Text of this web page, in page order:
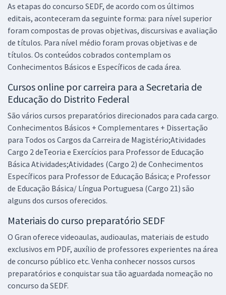
Professor de Educação Básica - História
R$ 367,92à vista
ou 12x de R$30,66
Economize R$ 91,98 (-20%)
Comprar
SEDF - Secretaria de Educação do Distrito Federal (Efetivo) -
Professor de Educação Básica - Língua Portuguesa (Pré-edital)
R$ 391,92
à vista
ou 12x deR$32,66
Economize R$ 97,98 (-20%)
Comprar
SEDF - Secretaria de Educação do Distrito Federal (Efetivo) -
Conhecimentos Específicos para o Cargo de Técnico Gestão
Educacional - Especialidade: Apoio Administrativo (Pré-edital)
R$ 223,84à vista
ou 12x deR$18,65
As etapas do concurso SEDF, de acordo com os últimos
editais, aconteceram da seguinte forma: para nível superior
foram compostas de provas objetivas, discursivas e avaliação
de títulos. Para nível médio foram provas objetivas e de
títulos. Os conteúdos cobrados contemplam os
Conhecimentos Básicos e Específicos de cada área.
Cursos online por carreira para a Secretaria de
Educação do Distrito Federal
São vários cursos preparatórios direcionados para cada cargo.
Conhecimentos Básicos + Complementares + Dissertação
para Todos os Cargos da Carreira de Magistério;Atividades
Cargo 2 deTeoria e Exercícios para Professor de Educação
Básica Atividades;Atividades (Cargo 2) de Conhecimentos
Específicos para Professor de Educação Básica; e Professor
de Educação Básica/ Língua Portuguesa (Cargo 21) são
alguns dos cursos oferecidos.
Materiais do curso preparatório SEDF
O Gran oferece videoaulas, audioaulas, materiais de estudo
exclusivos em PDF, auxílio de professores experientes na área
de concurso público etc. Venha conhecer nossos cursos
preparatórios e conquistar sua tão aguardada nomeação no
concurso da SEDF.